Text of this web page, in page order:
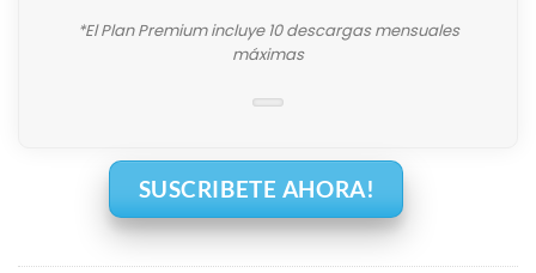
*El Plan Premium incluye 10 descargas mensuales
máximas
SUSCRIBETE AHORA!